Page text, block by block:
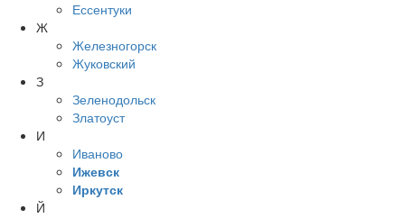
Ессентуки
Ж
Железногорск
Жуковский
З
Зеленодольск
Златоуст
И
Иваново
Ижевск
Иркутск
Й